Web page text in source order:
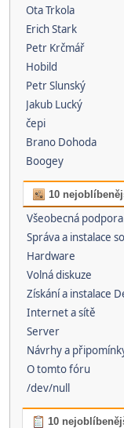
Ota Trkola
Erich Stark
Petr Krčmář
Hobild
Petr Slunský
Jakub Lucký
čepi
Brano Dohoda
Boogey
10
Všeobecná podpora
Správa a instalace
Hardware
Volná diskuze
Získání a instalace
Internet a sítě
Server
Návrhy a
O tomto fóru
/dev/null
10